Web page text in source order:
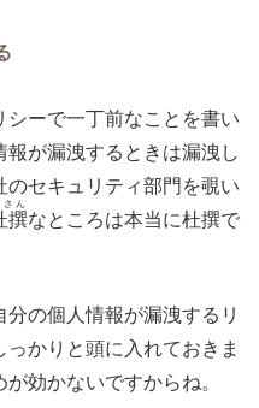
ーで一丁前なことを書い
が漏洩するときは漏洩し
のセキュリティ部門を覗い
撰
さん
なところは本当に杜撰で
の個人情報が漏洩するリ
かりと頭に入れておきま
効かないですからね。